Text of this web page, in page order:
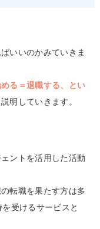
いいのかみていきま
る＝退職する、とい
明していきます。
ントを活用した活動
転職を果たす方は多
受けるサービスと